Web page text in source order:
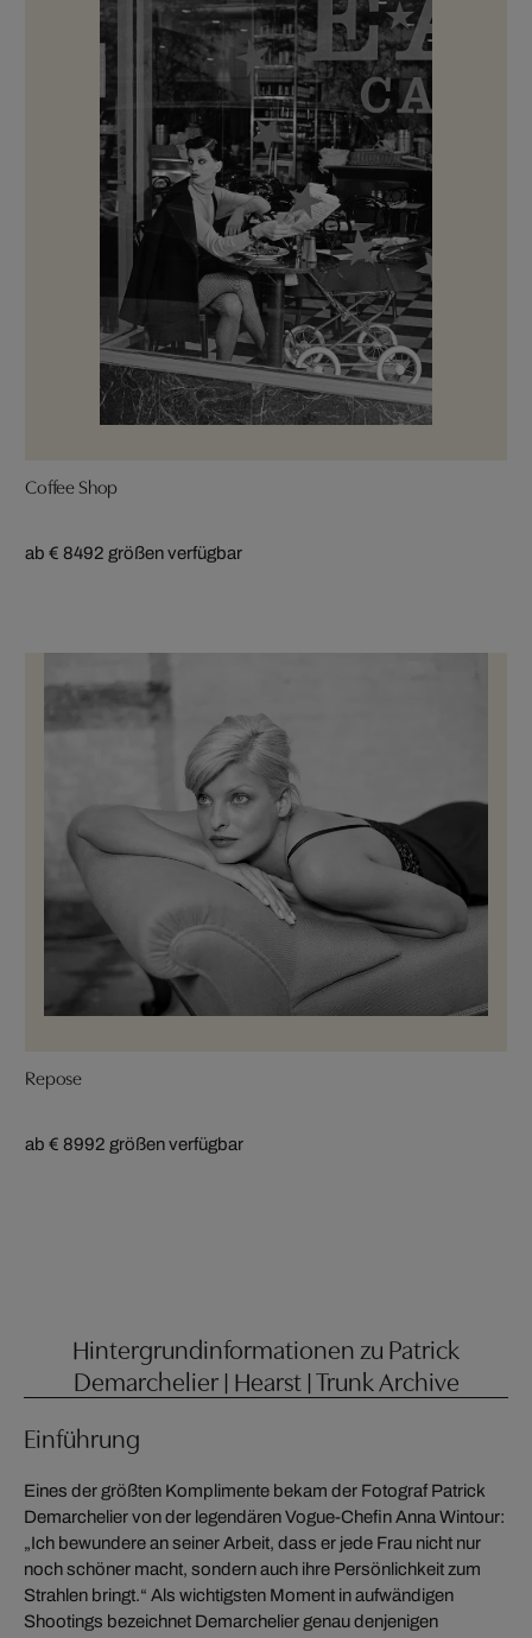
Coffee Shop
ab € 8492 größen verfügbar
Repose
ab € 8992 größen verfügbar
Hintergrundinformationen zu Patrick
Demarchelier | Hearst | Trunk Archive
Einführung
Eines der größten Komplimente bekam der Fotograf Patrick
Demarchelier von der legendären Vogue-Chefin Anna Wintour:
„Ich bewundere an seiner Arbeit, dass er jede Frau nicht nur
noch schöner macht, sondern auch ihre Persönlichkeit zum
Strahlen bringt.“ Als wichtigsten Moment in aufwändigen
Shootings bezeichnet Demarchelier genau denjenigen